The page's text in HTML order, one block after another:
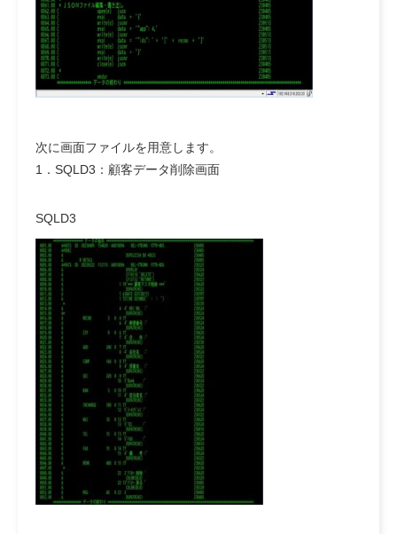
次に画面ファイルを用意します。
1．SQLD3：顧客データ削除画面
SQLD3